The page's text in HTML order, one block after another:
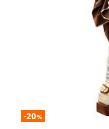
-20%